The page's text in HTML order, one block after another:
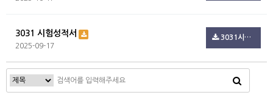
3031 시험성적서
2025-09-17
3031시험성적서.pdf(795.2K)